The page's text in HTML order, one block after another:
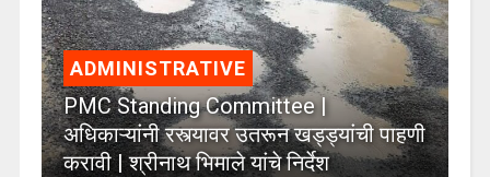
ADMINISTRATIVE
PMC Standing Committee |
अधिकाऱ्यांनी रस्त्यावर उतरून खड्ड्यांची पाहणी
करावी | श्रीनाथ भिमाले यांचे निर्देश